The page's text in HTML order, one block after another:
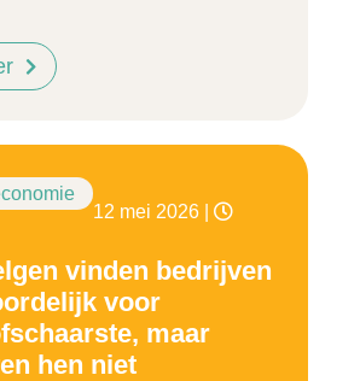
12 mei 2026
vinden bedrijven
voor
maar
hen niet